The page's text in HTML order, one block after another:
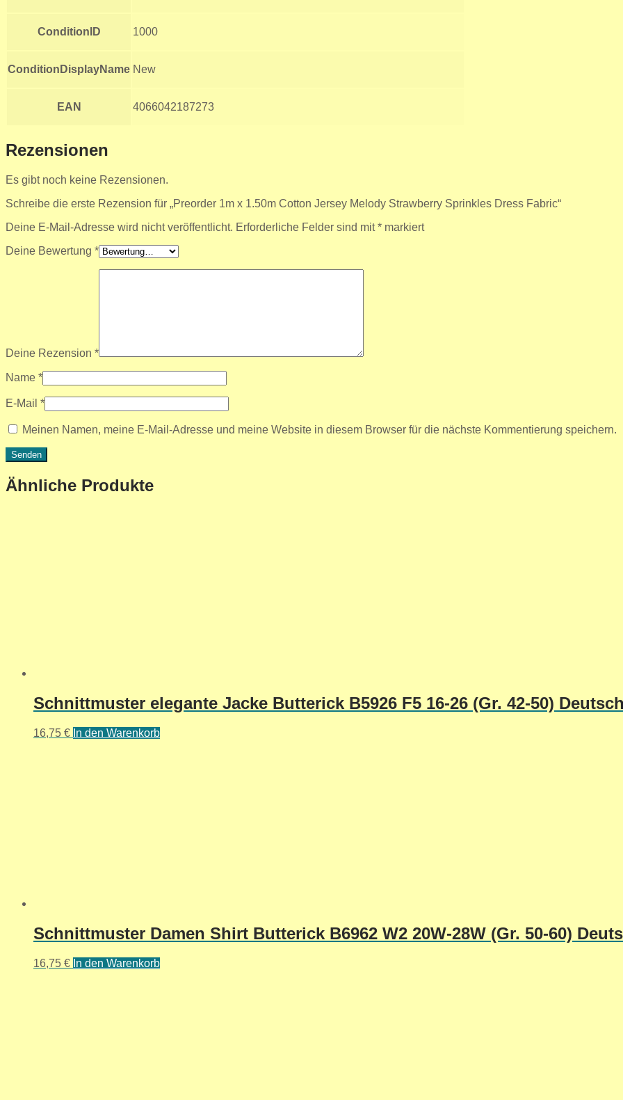
ConditionID 1000
ConditionDisplayName New
EAN 4066042187273
Rezensionen
Es gibt noch keine Rezensionen.
Schreibe die erste Rezension für „Preorder 1m x 1.50m Cotton Jersey Melody Strawberry Sprinkles Dress Fabric“
Deine E-Mail-Adresse wird nicht veröffentlicht. Erforderliche Felder sind mit* markiert
Deine Bewertung *
Deine Rezension *
Name *
E-Mail *
Meinen Namen, meine E-Mail-Adresse und meine Website in diesem Browser für die nächste Kommentierung speichern.
Ähnliche Produkte
Schnittmuster elegante Jacke Butterick B5926 F5 16-26 (Gr. 42-50)
16,75 € In den Warenkorb
Schnittmuster Damen Shirt Butterick B6962 W2 20W-28W (Gr. 50-60)
16,75 € In den Warenkorb